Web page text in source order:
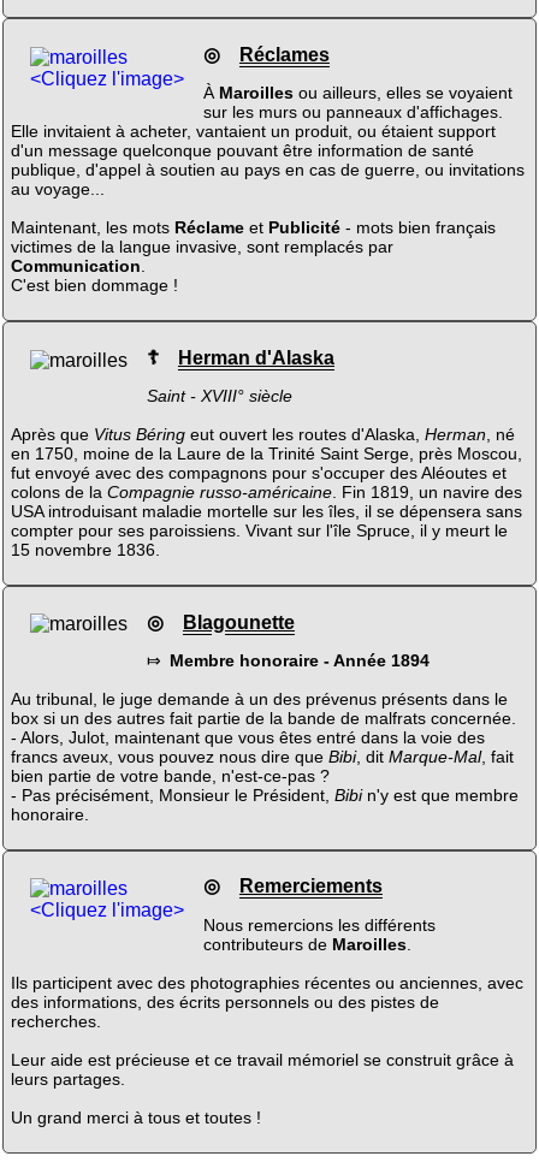
<Cliquez l'image>
◎ Réclames
À Maroillesou ailleurs, elles se voyaient
sur les murs ou panneaux d'affichages.
Elle invitaient à acheter, vantaient un produit, ou étaient support
d'un message quelconque pouvant être information de santé
publique, d'appel à soutien au pays en cas de guerre, ou invitations
au voyage...
Maintenant, les mots Réclameet Publicité- mots bien français
victimes de la langue invasive, sont remplacés par
Communication.
C'est bien dommage !
☦ Herman d'Alaska
Saint - XVIII° siècle
Après que Vitus Béringeut ouvert les routes d'Alaska, Herman , né
en 1750, moine de la Laure de la Trinité Saint Serge, près Moscou,
fut envoyé avec des compagnons pour s'occuper des Aléoutes et
colons de la Compagnie russo-américaine. Fin 1819, un navire des
USA introduisant maladie mortelle sur les îles, il se dépensera sans
compter pour ses paroissiens. Vivant sur l'île Spruce, il y meurt le
15 novembre 1836.
◎ Blagounette
⤇ Membre honoraire - Année 1894
Au tribunal, le juge demande à un des prévenus présents dans le
box si un des autres fait partie de la bande de malfrats concernée.
- Alors, Julot, maintenant que vous êtes entré dans la voie des
francs aveux, vous pouvez nous dire que Bibi, dit Marque-Mal, fait
bien partie de votre bande, n'est-ce-pas ?
- Pas précisément, Monsieur le Président, Bibin'y est que membre
honoraire.
<Cliquez l'image>
◎ Remerciements
Nous remercions les différents
contributeurs de Maroilles.
Ils participent avec des photographies récentes ou anciennes, avec
des informations, des écrits personnels ou des pistes de
recherches.
Leur aide est précieuse et ce travail mémoriel se construit grâce à
leurs partages.
Un grand merci à tous et toutes !